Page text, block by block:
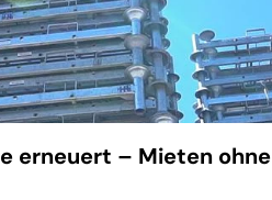
erneuert – Mieten ohne